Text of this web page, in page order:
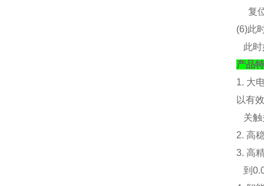
复
(6)此
此时
产品
1. 大
以有
关触
2. 高
3. 高
到